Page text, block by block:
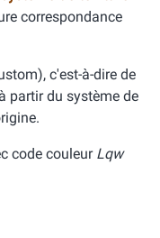
correspondance
c'est-à-dire de
à partir du système de
code couleur Lqw